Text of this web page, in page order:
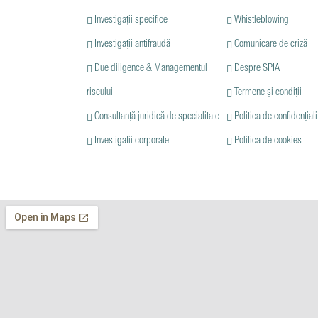
Investigații specifice Whistleblowing
Investigații antifraudă Comunicare de criză
Due diligence & Managementul
riscului
Despre SPIA
Termene și condiții
Consultanță juridică de specialitate Politica de
Investigatii corporate Politica de cookies